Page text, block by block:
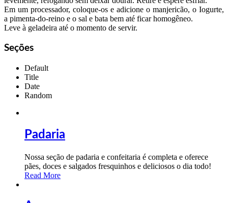
Em um processador, coloque-os e adicione o manjericão, o Iogurte,
a pimenta-do-reino e o sal e bata bem até ficar homogêneo.
Leve à geladeira até o momento de servir.
Seções
Default
Title
Date
Random
Padaria
Nossa seção de padaria e confeitaria é completa e oferece
pães, doces e salgados fresquinhos e deliciosos o dia todo!
Read More